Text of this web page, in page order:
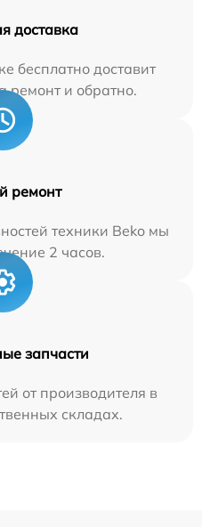
доставка
бесплатно доставит
ремонт и обратно.
ремонт
техники Beko мы
2 часов.
запчасти
от производителя в
складах.